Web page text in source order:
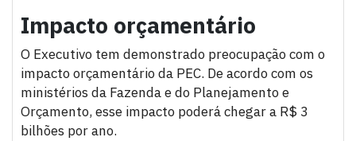
Impacto orçamentário
O Executivo tem demonstrado preocupação com o
impacto orçamentário da PEC. De acordo com os
ministérios da Fazenda e do Planejamento e
Orçamento, esse impacto poderá chegar a R$ 3
bilhões por ano.